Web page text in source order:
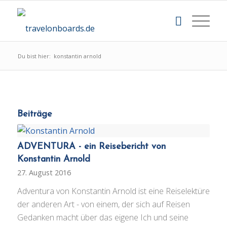
Du bist hier: konstantin arnold
Beiträge
ADVENTURA - ein Reisebericht von
Konstantin Arnold
27. August 2016
Adventura von Konstantin Arnold ist eine Reiselektüre
der anderen Art - von einem, der sich auf Reisen
Gedanken macht über das eigene Ich und seine